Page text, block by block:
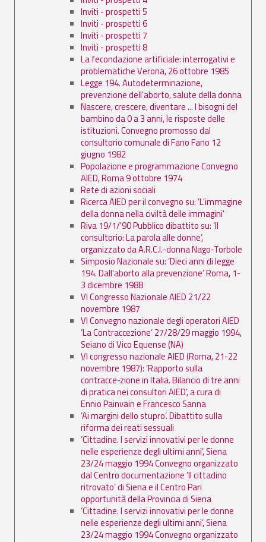
Inviti - prospetti 5
Inviti - prospetti 6
Inviti - prospetti 7
Inviti - prospetti 8
La fecondazione artificiale: interrogativi e
problematiche Verona, 26 ottobre 1985
Legge 194. Autodeterminazione,
prevenzione dell'aborto, salute della donna
Nascere, crescere, diventare ... I bisogni del
bambino da 0 a 3 anni, le risposte delle
istituzioni. Convegno promosso dal
consultorio comunale di Fano Fano 12
giugno 1982
Popolazione e programmazione Convegno
AIED, Roma 9 ottobre 1974
Rete di azioni sociali
Ricerca AIED per il convegno su: ’L'immagine
della donna nella civiltà delle immagini'
Riva 19/1/'90 Pubblico dibattito su: ’Il
consultorio: La parola alle donne’,
organizzato da A.R.C.I.-donna Nago-Torbole
Simposio Nazionale su: ’Dieci anni di legge
194. Dall'aborto alla prevenzione’ Roma, 1-
3 dicembre 1988
VI Congresso Nazionale AIED 21/22
novembre 1987
VI Convegno nazionale degli operatori AIED
’La Contraccezione’ 27/28/29 maggio 1994,
Seiano di Vico Equense (NA)
VI congresso nazionale AIED (Roma, 21-22
novembre 1987): ’Rapporto sulla
contracce-zione in Italia. Bilancio di tre anni
di pratica nei consultori AIED’, a cura di
Ennio Painvain e Francesco Sanna
’Ai margini dello stupro’. Dibattito sulla
riforma dei reati sessuali
’Cittadine. I servizi innovativi per le donne
nelle esperienze degli ultimi anni’, Siena
23/24 maggio 1994 Convegno organizzato
dal Centro documentazione ’Il cittadino
ritrovato’ di Siena e il Centro Pari
opportunità della Provincia di Siena
’Cittadine. I servizi innovativi per le donne
nelle esperienze degli ultimi anni’, Siena
23/24 maggio 1994 Convegno organizzato